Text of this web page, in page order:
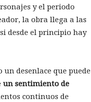
y el periodo
la obra llega a las
desde el principio hay
desenlace que puede
un sentimiento de
continuos de